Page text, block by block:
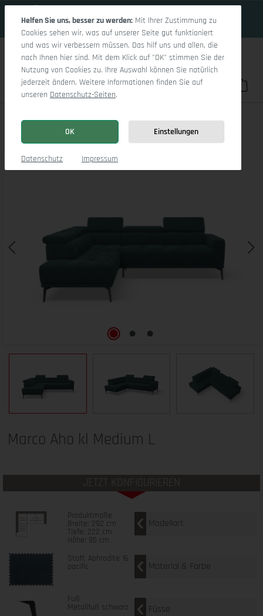
Du hast 0
Marco Aho kl Medium L
Bildergalerie überspringen
Marco Aho kl Medium L
JETZT KONFIGURIEREN
Produktmaße
Breite: 292 cm
Tiefe: 222 cm
Höhe: 95 cm
Modellart
Stoff: Aphrodite 16
pacific Material & Farbe
Fuß
Metallfuß schwarz Füsse
Helfen Sie uns, besser zu werden: Mit Ihrer Zustimmung zu
Cookies sehen wir, was auf unserer Seite gut funktioniert
und was wir verbessern müssen. Das hilf uns und allen, die
nach Ihnen hier sind. Mit dem Klick auf "OK" stimmen Sie der
Nutzung von Cookies zu. Ihre Auswahl können Sie natürlich
jederzeit ändern. Weitere Informationen finden Sie auf
unseren Datenschutz-Seiten.
OK Einstellungen
Datenschutz Impressum